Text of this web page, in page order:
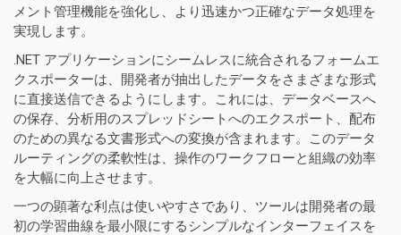
メント管理機能を強化し、より迅速かつ正確なデータ処理を
実現します。
.NET アプリケーションにシームレスに統合されるフォームエ
クスポーターは、開発者が抽出したデータをさまざまな形式
に直接送信できるようにします。これには、データベースへ
の保存、分析用のスプレッドシートへのエクスポート、配布
のための異なる文書形式への変換が含まれます。このデータ
ルーティングの柔軟性は、操作のワークフローと組織の効率
を大幅に向上させます。
一つの顕著な利点は使いやすさであり、ツールは開発者の最
初の学習曲線を最小限にするシンプルなインターフェイスを